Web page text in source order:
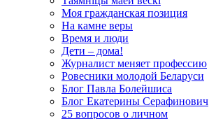
Моя гражданская позиция
На камне веры
Время и люди
Дети – дома!
Журналист меняет профессию
Ровесники молодой Беларуси
Блог Павла Болейшиса
Блог Екатерины Серафинович
25 вопросов о личном